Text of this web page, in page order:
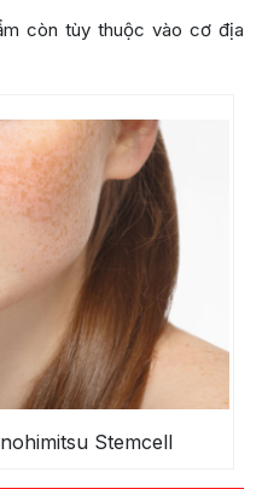
còn tùy thuộc vào cơ địa
Stemcell